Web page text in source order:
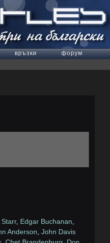
връзки
форум
Starr, Edgar Buchanan
Anderson ,John Davis